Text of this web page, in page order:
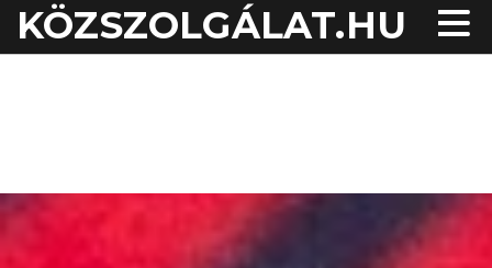
KÖZSZOLGÁLAT.HU